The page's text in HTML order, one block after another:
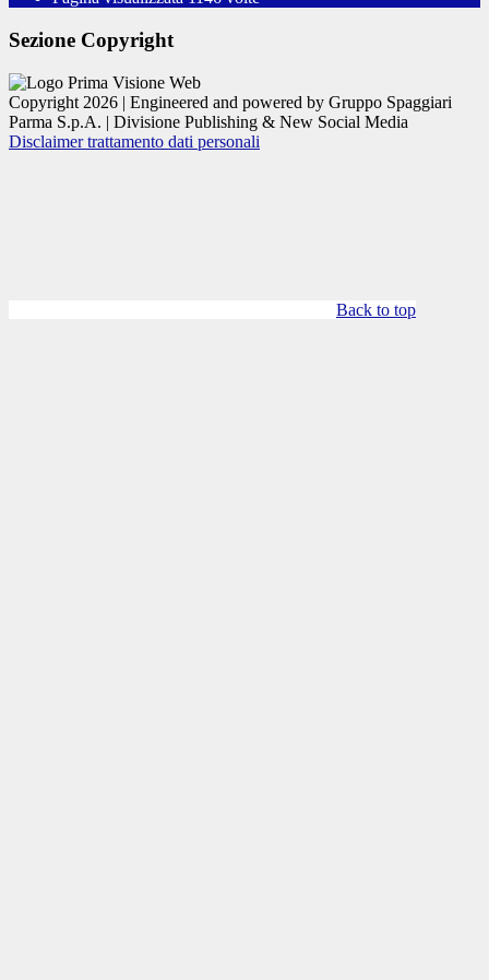
Sezione Copyright
Copyright 2026 | Engineered and powered by Gruppo Spaggiari
Parma S.p.A. | Divisione Publishing & New Social Media
Disclaimer trattamento dati personali
Back to top